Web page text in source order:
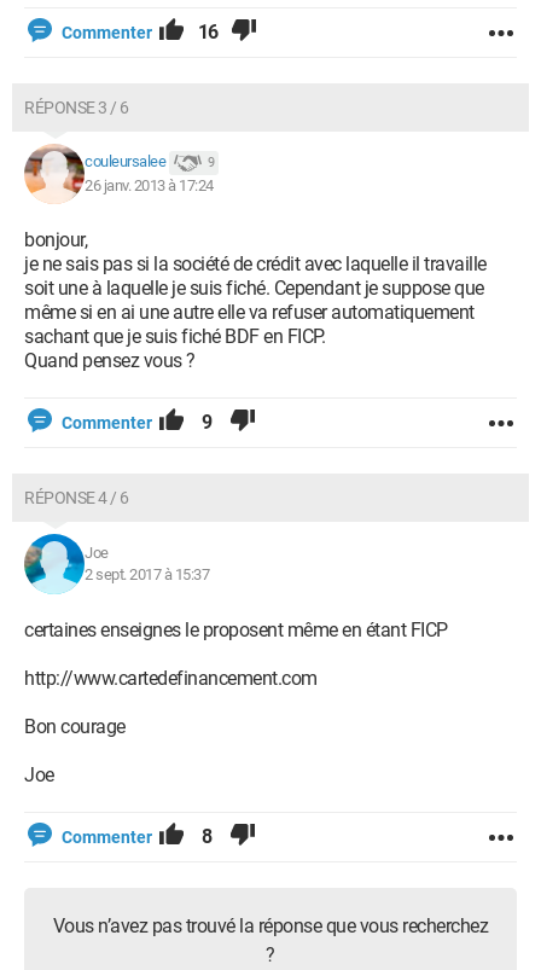
Commenter 16
RÉPONSE 3 / 6
couleursalee 9
26 janv. 2013 à 17:24
bonjour,
je ne sais pas si la société de crédit avec laquelle il travaille
soit une à laquelle je suis fiché. Cependant je suppose que
même si en ai une autre elle va refuser automatiquement
sachant que je suis fiché BDF en FICP.
Quand pensez vous ?
Commenter 9
RÉPONSE 4 / 6
Joe
2 sept. 2017 à 15:37
certaines enseignes le proposent même en étant FICP
http://www.cartedefinancement.com
Bon courage
Joe
Commenter 8
Vous n’avez pas trouvé la réponse que vous recherchez
?